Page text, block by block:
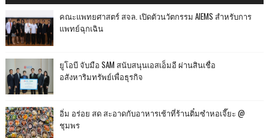
คณะแพทยศาสตร์ สจล. เปิดตัวนวัตกรรม AIEMS สำหรับการ
แพทย์ฉุกเฉิน
ยูโอบี จับมือ SAM สนับสนุนเอสเอ็มอี ผ่านสินเชื่อ
อสังหาริมทรัพย์เพื่อธุรกิจ
อิ่ม อร่อย สด สะอาดกับอาหารเช้าที่ร้านติ๋มซำหอเจี๊ยะ @
ชุมพร